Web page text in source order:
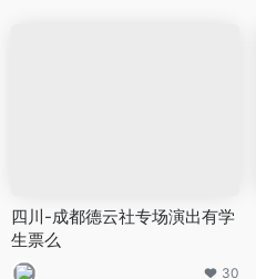
四川-成都德云社专场演出有学
生票么
30